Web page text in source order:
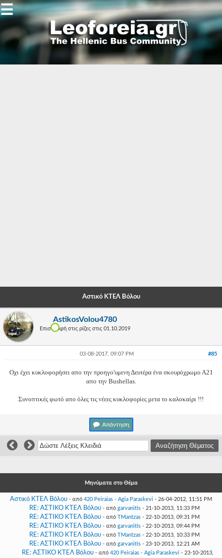
Gallery
-
-
-
-
-
-
Γεια
Εγγραφή
☰
Αστικό ΚΤΕΛ Βόλου
AstikosVolou4780
Επιστροφή στις ρίζες στις 01.10.2019
#85
03-08-2017, 09:07 PM
Οχι έχει κυκλοφορήσει απο την προηγο'υμενη Δευτέρα ένα σκουρόχρωμο Α21
απο την Bushellas.
Συνοπτικές φωτό απο όλες τις νέεες κυκλοφορίες μετα το καλοκαίρι !!!
Απάντηση
Μηνύματα στο Θέμα
Αστικό ΚΤΕΛ Βόλου - από 420 Peiraias - Agia Paraskevi - 26-04-2012, 11:51 PM
RE: ΑΣΤΙΚΟ ΚΤΕΛ Βόλου - από garvanitis- 21-10-2013, 11:33 PM
RE: ΑΣΤΙΚΟ ΚΤΕΛ Βόλου - από TMantzas- 22-10-2013, 09:31 PM
RE: ΑΣΤΙΚΟ ΚΤΕΛ Βόλου - από garvanitis- 22-10-2013, 09:44 PM
RE: ΑΣΤΙΚΟ ΚΤΕΛ Βόλου - από TMantzas- 22-10-2013, 10:33 PM
RE: ΑΣΤΙΚΟ ΚΤΕΛ Βόλου - από garvanitis- 23-10-2013, 12:21 AM
RE: ΑΣΤΙΚΟ ΚΤΕΛ Βόλου - από 420 Peiraias - Agia Paraskevi - 23-10-2013,